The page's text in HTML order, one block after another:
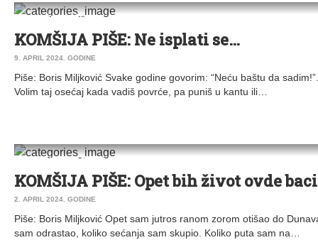
KOMŠIJA PIŠE
KOMŠIJA PIŠE: Ne isplati se…
9. APRIL 2024. GODINE
Piše: Boris Miljković Svake godine govorim: “Neću baštu da
Volim taj osećaj kada vadiš povrće, pa puniš u kantu ili…
DRUŠTVO KOMŠIJA PIŠE
KOMŠIJA PIŠE: Opet bih život ovde
2. APRIL 2024. GODINE
Piše: Boris Miljković Opet sam jutros ranom zorom otišao do
sam odrastao, koliko sećanja sam skupio. Koliko puta sam na…